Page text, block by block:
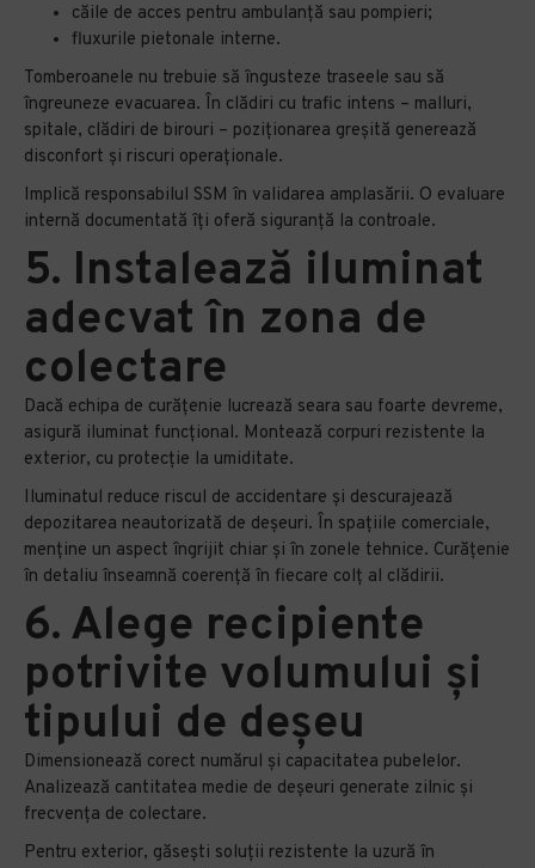
căile de acces pentru ambulanță sau pompieri;
fluxurile pietonale interne.
Tomberoanele nu trebuie să îngusteze traseele sau să
îngreuneze evacuarea. În clădiri cu trafic intens – malluri,
spitale, clădiri de birouri – poziționarea greșită generează
disconfort și riscuri operaționale.
Implică responsabilul SSM în validarea amplasării. O evaluare
internă documentată îți oferă siguranță la controale.
5. Instalează iluminat
adecvat în zona de
colectare
Dacă echipa de curățenie lucrează seara sau foarte devreme,
asigură iluminat funcțional. Montează corpuri rezistente la
exterior, cu protecție la umiditate.
Iluminatul reduce riscul de accidentare și descurajează
depozitarea neautorizată de deșeuri. În spațiile comerciale,
menține un aspect îngrijit chiar și în zonele tehnice. Curățenie
în detaliu înseamnă coerență în fiecare colț al clădirii.
6. Alege recipiente
potrivite volumului și
tipului de deșeu
Dimensionează corect numărul și capacitatea pubelelor.
Analizează cantitatea medie de deșeuri generate zilnic și
frecvența de colectare.
Pentru exterior, găsești soluții rezistente la uzură în